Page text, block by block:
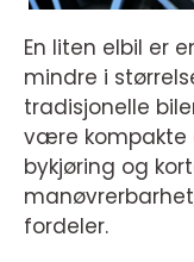
En liten elbil er
mindre i
tradisjonelle
være kompakte
bykjøring og
fordeler.